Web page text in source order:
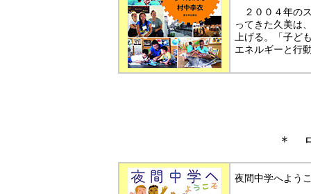
２００４年の
ってきた久美は
上げる。「子ど
エネルギーと行
＊
夜間中学へよう